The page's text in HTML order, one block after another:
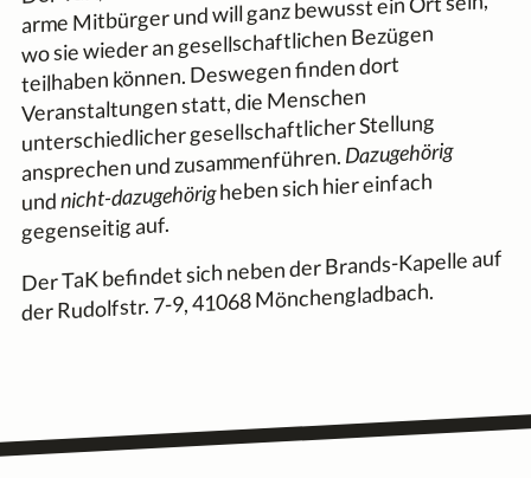
arme Mitbürger und will ganz bewusst ein Ort sein,
wo sie wieder an gesellschaftlichen Bezügen
teilhaben können. Deswegen finden dort
Veranstaltungen statt, die Menschen
unterschiedlicher gesellschaftlicher Stellung
ansprechen und zusammenführen.Dazugehörig
und nicht-dazugehörigheben sich hier einfach
gegenseitig auf.
Der TaK befindet sich neben der Brands-Kapelle auf
der Rudolfstr. 7-9, 41068 Mönchengladbach.